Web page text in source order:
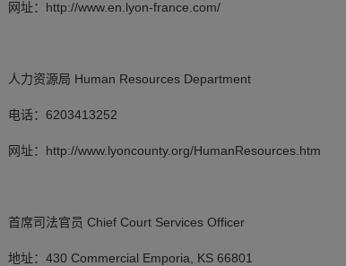
网址：http://www.en.lyon-france.com/
人力资源局 Human Resources Department
电话：6203413252
网址：http://www.lyoncounty.org/HumanResources.htm
首席司法官员 Chief Court Services Officer
地址：430 Commercial Emporia, KS 66801